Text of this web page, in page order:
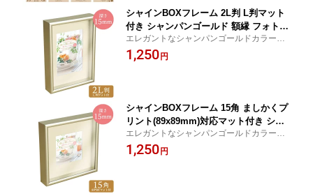
シャインBOXフレーム 2L判 L判マット
付き シャンパンゴールド 額縁 フォトフ
レーム ボックスフレーム 立体額 金 ゴ
ールド おしゃれ
エレガントなシャンパンゴールドカラーの
ボックス型フレーム
1,250 円
シャインBOXフレーム 15角 ましかくプ
リント(89x89mm)対応マット付き シャ
ンパンゴールド 額縁 フォトフレーム 正
方形 スクエア 15cm ボックスフレーム
エレガントなシャンパンゴールドカラーの
ボックス型フレーム
1,250 円